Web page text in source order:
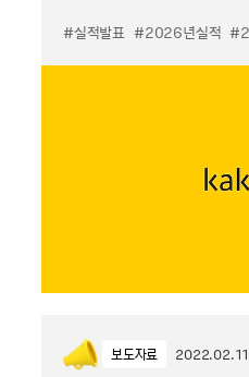
#실적발표 #2026년실적 #2
보도자료 2022.02.11